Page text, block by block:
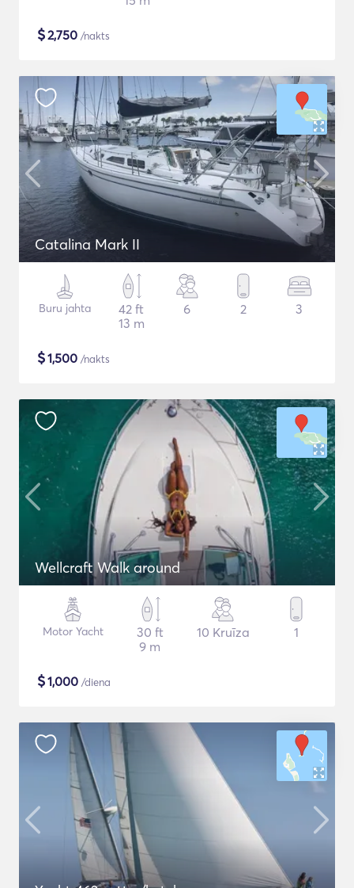
$2,750 /nakts
Catalina Mark II
Buru jahta
42 ft
13 m
6 2 3
$1,500 /nakts
Wellcraft Walk around
Motor Yacht
30 ft
9 m
10 Kruīza 1
$1,000 /diena